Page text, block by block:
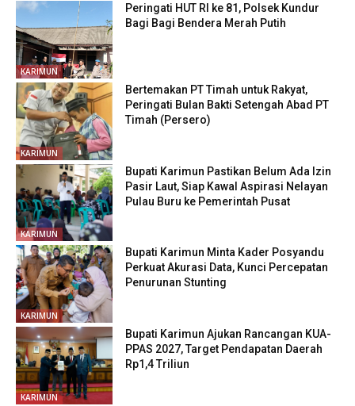
KARIMUN
Peringati HUT RI ke 81, Polsek Kundur
Bagi Bagi Bendera Merah Putih
KARIMUN
Bertemakan PT Timah untuk Rakyat,
Peringati Bulan Bakti Setengah Abad PT
Timah (Persero)
KARIMUN
Bupati Karimun Pastikan Belum Ada Izin
Pasir Laut, Siap Kawal Aspirasi Nelayan
Pulau Buru ke Pemerintah Pusat
KARIMUN
Bupati Karimun Minta Kader Posyandu
Perkuat Akurasi Data, Kunci Percepatan
Penurunan Stunting
KARIMUN
Bupati Karimun Ajukan Rancangan KUA-
PPAS 2027, Target Pendapatan Daerah
Rp1,4 Triliun